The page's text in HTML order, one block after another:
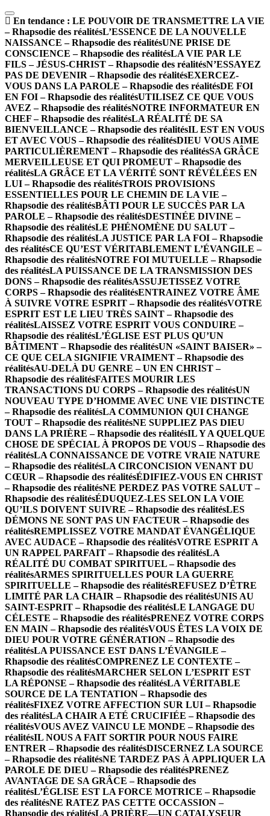
En tendance : LE POUVOIR DE TRANSMETTRE LA VIE
– Rhapsodie des réalitésL’ESSENCE DE LA NOUVELLE
NAISSANCE – Rhapsodie des réalitésUNE PRISE DE
CONSCIENCE – Rhapsodie des réalitésLA VIE PAR LE
FILS – JÉSUS-CHRIST – Rhapsodie des réalitésN’ESSAYEZ
PAS DE DEVENIR – Rhapsodie des réalitésEXERCEZ-
VOUS DANS LA PAROLE – Rhapsodie des réalitésDE FOI
EN FOI – Rhapsodie des réalitésUTILISEZ CE QUE VOUS
AVEZ – Rhapsodie des réalitésNOTRE INFORMATEUR EN
CHEF – Rhapsodie des réalitésLA RÉALITÉ DE SA
BIENVEILLANCE – Rhapsodie des réalitésIL EST EN VOUS
ET AVEC VOUS – Rhapsodie des réalitésDIEU VOUS AIME
PARTICULIÈREMENT – Rhapsodie des réalitésSA GRÂCE
MERVEILLEUSE ET QUI PROMEUT – Rhapsodie des
réalitésLA GRÂCE ET LA VÉRITÉ SONT RÉVÉLÉES EN
LUI – Rhapsodie des réalitésTROIS PROVISIONS
ESSENTIELLES POUR LE CHEMIN DE LA VIE –
Rhapsodie des réalitésBÂTI POUR LE SUCCÈS PAR LA
PAROLE – Rhapsodie des réalitésDESTINÉE DIVINE –
Rhapsodie des réalitésLE PHÉNOMÈNE DU SALUT –
Rhapsodie des réalitésLA JUSTICE PAR LA FOI – Rhapsodie
des réalitésCE QU’EST VÉRITABLEMENT L’ÉVANGILE –
Rhapsodie des réalitésNOTRE FOI MUTUELLE – Rhapsodie
des réalitésLA PUISSANCE DE LA TRANSMISSION DES
DONS – Rhapsodie des réalitésASSUJETISSEZ VOTRE
CORPS – Rhapsodie des réalitésENTRAINEZ VOTRE ÂME
À SUIVRE VOTRE ESPRIT – Rhapsodie des réalitésVOTRE
ESPRIT EST LE LIEU TRÈS SAINT – Rhapsodie des
réalitésLAISSEZ VOTRE ESPRIT VOUS CONDUIRE –
Rhapsodie des réalitésL’ÉGLISE EST PLUS QU’UN
BÂTIMENT – Rhapsodie des réalitésUN «SAINT BAISER» –
CE QUE CELA SIGNIFIE VRAIMENT – Rhapsodie des
réalitésAU-DELÀ DU GENRE – UN EN CHRIST –
Rhapsodie des réalitésFAITES MOURIR LES
TRANSACTIONS DU CORPS – Rhapsodie des réalitésUN
NOUVEAU TYPE D’HOMME AVEC UNE VIE DISTINCTE
– Rhapsodie des réalitésLA COMMUNION QUI CHANGE
TOUT – Rhapsodie des réalitésNE SUPPLIEZ PAS DIEU
DANS LA PRIÈRE – Rhapsodie des réalitésIL Y A QUELQUE
CHOSE DE SPÉCIAL À PROPOS DE VOUS – Rhapsodie des
réalitésLA CONNAISSANCE DE VOTRE VRAIE NATURE
– Rhapsodie des réalitésLA CIRCONCISION VENANT DU
CŒUR – Rhapsodie des réalitésÉDIFIEZ-VOUS EN CHRIST
– Rhapsodie des réalitésNE PERDEZ PAS VOTRE SALUT –
Rhapsodie des réalitésÉDUQUEZ-LES SELON LA VOIE
QU’ILS DOIVENT SUIVRE – Rhapsodie des réalitésLES
DÉMONS NE SONT PAS UN FACTEUR – Rhapsodie des
réalitésREMPLISSEZ VOTRE MANDAT ÉVANGÉLIQUE
AVEC AUDACE – Rhapsodie des réalitésVOTRE ESPRIT A
UN RAPPEL PARFAIT – Rhapsodie des réalitésLA
RÉALITÉ DU COMBAT SPIRITUEL – Rhapsodie des
réalitésARMES SPIRITUELLES POUR LA GUERRE
SPIRITUELLE – Rhapsodie des réalitésREFUSEZ D’ÊTRE
LIMITÉ PAR LA CHAIR – Rhapsodie des réalitésUNIS AU
SAINT-ESPRIT – Rhapsodie des réalitésLE LANGAGE DU
CÉLESTE – Rhapsodie des réalitésPRENEZ VOTRE CORPS
EN MAIN – Rhapsodie des réalitésVOUS ÊTES LA VOIX DE
DIEU POUR VOTRE GÉNÉRATION – Rhapsodie des
réalitésLA PUISSANCE EST DANS L’ÉVANGILE –
Rhapsodie des réalitésCOMPRENEZ LE CONTEXTE –
Rhapsodie des réalitésMARCHER SELON L’ESPRIT EST
LA RÉPONSE – Rhapsodie des réalitésLA VÉRITABLE
SOURCE DE LA TENTATION – Rhapsodie des
réalitésFIXEZ VOTRE AFFECTION SUR LUI – Rhapsodie
des réalitésLA CHAIR A ETÉ CRUCIFIÉE – Rhapsodie des
réalitésVOUS AVEZ VAINCU LE MONDE – Rhapsodie des
réalitésIL NOUS A FAIT SORTIR POUR NOUS FAIRE
ENTRER – Rhapsodie des réalitésDISCERNEZ LA SOURCE
– Rhapsodie des réalitésNE TARDEZ PAS À APPLIQUER LA
PAROLE DE DIEU – Rhapsodie des réalitésPRENEZ
AVANTAGE DE SA GRÂCE – Rhapsodie des
réalitésL’ÉGLISE EST LA FORCE MOTRICE – Rhapsodie
des réalitésNE RATEZ PAS CETTE OCCASSION –
Rhapsodie des réalitésLA PRIÈRE—UN CATALYSEUR